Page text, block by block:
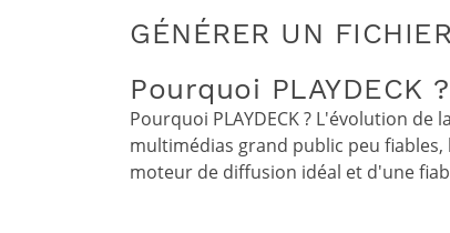
GÉNÉRER UN
Pourquoi PLAYDECK ?
Pourquoi PLAYDECK ? L'évolution
multimédias grand public peu
moteur de diffusion idéal et d'une